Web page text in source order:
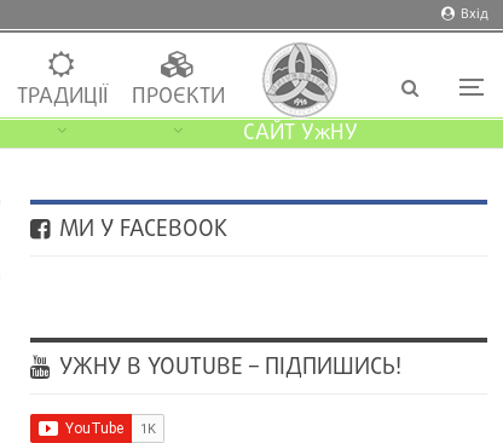
Вхід
ТРАДИЦІЇ
ПРОЄКТИ
САЙТ УжНУ
МИ У FACEBOOK
УЖНУ В YOUTUBE – ПІДПИШИСЬ!